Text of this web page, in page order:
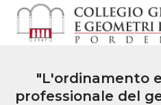
"L'ordinamento
professionale del